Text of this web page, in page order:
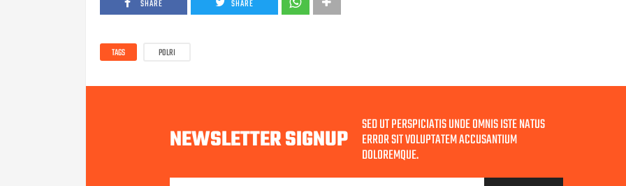
SHARE SHARE
TAGS POLRI
NEWSLETTER SIGNUP SED UT PERSPICIATIS UNDE OMNIS ISTE NATUS
ERROR SIT VOLUPTATEM ACCUSANTIUM
DOLOREMQUE.